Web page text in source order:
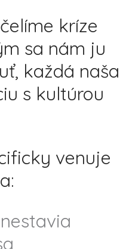
kríze
sa nám ju
každá naša
s kultúrou
venuje